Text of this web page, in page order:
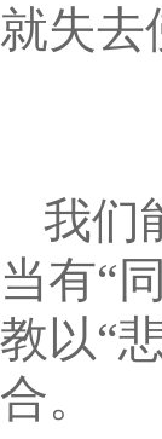
就失去
我们
当有“
教以“
合。